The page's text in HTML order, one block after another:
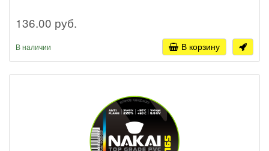
136.00 руб.
В наличии В корзину